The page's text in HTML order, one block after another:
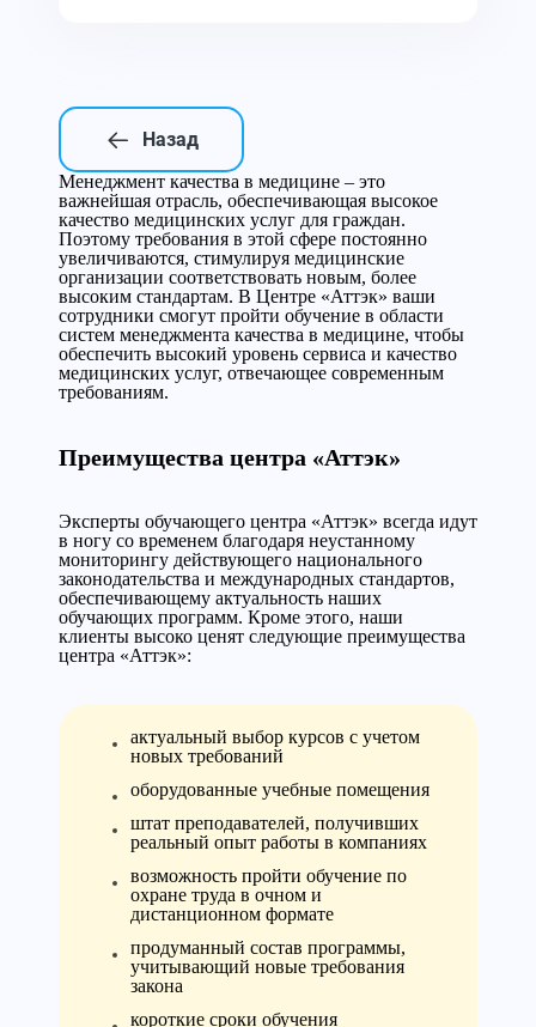
Назад
Менеджмент качества в медицине – это
важнейшая отрасль, обеспечивающая высокое
качество медицинских услуг для граждан.
Поэтому требования в этой сфере постоянно
увеличиваются, стимулируя медицинские
организации соответствовать новым, более
высоким стандартам. В Центре «Аттэк» ваши
сотрудники смогут пройти обучение в области
систем менеджмента качества в медицине, чтобы
обеспечить высокий уровень сервиса и качество
медицинских услуг, отвечающее современным
требованиям.
Преимущества центра «Аттэк»
Эксперты обучающего центра «Аттэк» всегда идут
в ногу со временем благодаря неустанному
мониторингу действующего национального
законодательства и международных стандартов,
обеспечивающему актуальность наших
обучающих программ. Кроме этого, наши
клиенты высоко ценят следующие преимущества
центра «Аттэк»:
актуальный выбор курсов с учетом
новых требований
оборудованные учебные помещения
штат преподавателей, получивших
реальный опыт работы в компаниях
возможность пройти обучение по
охране труда в очном и
дистанционном формате
продуманный состав программы,
учитывающий новые требования
закона
короткие сроки обучения